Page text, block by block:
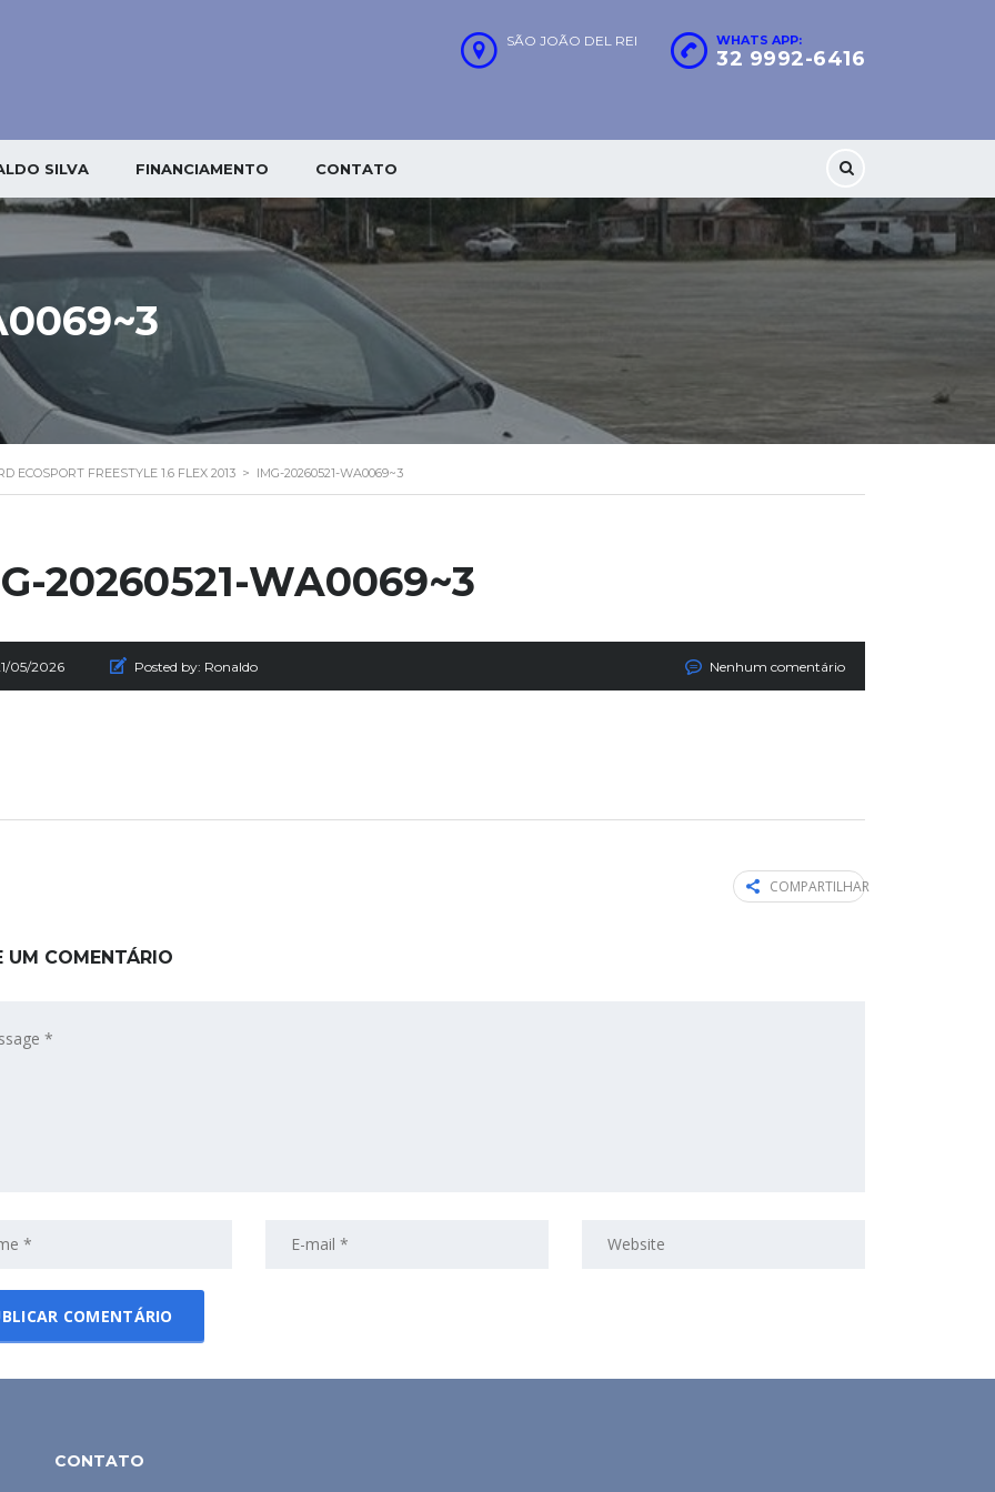
WHATS APP:
32 9992-6416
SÃO JOÃO DEL REI
SILVA FINANCIAMENTO CONTATO
ECOSPORT FREESTYLE 1.6 FLEX 2013 > IMG-20260521-WA0069~3
20260521-WA0069~3
05/2026 Posted by: Ronaldo Nenhum comentário
COMPARTILHAR
UM COMENTÁRIO
CONTATO